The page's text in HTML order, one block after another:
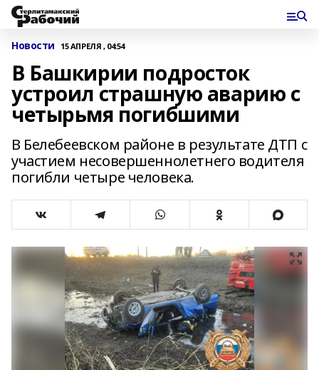
Новости 15 АПРЕЛЯ , 04:54
В Башкирии подросток
устроил страшную аварию с
четырьмя погибшими
В Белебеевском районе в результате ДТП с
участием несовершеннолетнего водителя
погибли четыре человека.